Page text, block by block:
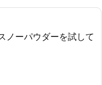
ノーパウダーを試して